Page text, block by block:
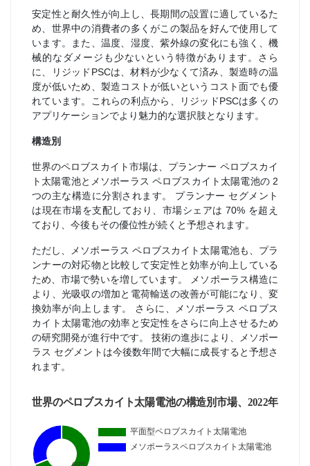
安定性と耐久性が向上し、長期間の設置に適しているた
め、世界中の消費者の多くがこの製品を好んで使用して
います。また、温度、湿度、紫外線の変化にも強く、機
械的なダメージも少ないという特徴があります。さら
に、リジッドPSCは、材料が少なくて済み、製造時の温
度が低いため、製造コストが低いというコスト面でも優
れています。これらの利点から、リジッドPSCは多くの
アプリケーションでより魅力的な選択肢となります。
構造別
世界のペロブスカイト市場は、プランナー ペロブスカイ
ト太陽電池とメソポーラス ペロブスカイト太陽電池の 2
つの主な構造に分割されます。 プランナー セグメント
は現在市場を支配しており、市場シェアは 70% を超え
ており、今後もその優位性が続くと予想されます。
ただし、メソポーラス ペロブスカイト太陽電池も、プラ
ンナーの対応物と比較して安定性と効率が向上している
ため、市場で勢いを増しています。 メソポーラス構造に
より、光吸収の増加と電荷輸送の改善が可能になり、変
換効率が向上します。 さらに、メソポーラス ペロブス
カイト太陽電池の効率と安定性をさらに向上させるため
の研究開発が進行中です。 技術の進歩により、メソポー
ラス セグメントは今後数年間で大幅に成長すると予想さ
れます。